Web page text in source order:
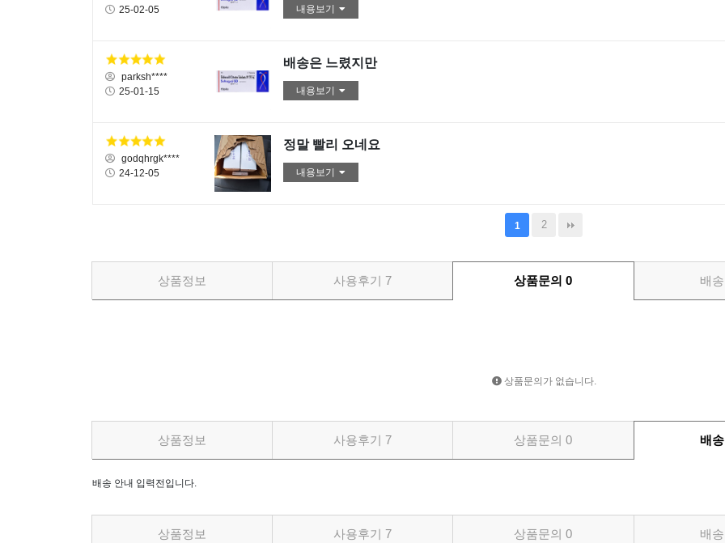
내용보기
25-02-05
배송은 느렸지만
내용보기
parksh****
25-01-15
정말 빨리 오네요
내용보기
godqhrgk****
24-12-05
1 2
상품정보 사용후기7 상품문의0 배
상품문의가 없습니다.
상품정보 사용후기7 상품문의0 배
배송 안내 입력전입니다.
상품정보 사용후기7 상품문의0 배